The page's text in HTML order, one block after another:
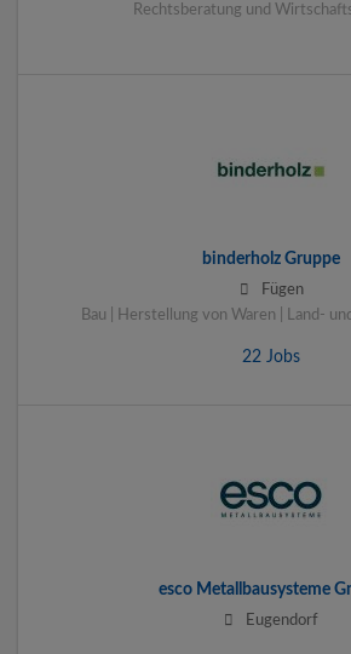
Rechtsberatung und
binderholz Gruppe
Fügen
Bau | Herstellung von Waren | Land-
22 Jobs
esco Metallbausysteme
Eugendorf